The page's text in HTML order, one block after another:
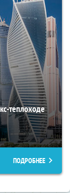
теплоходе
ПОДРОБНЕЕ